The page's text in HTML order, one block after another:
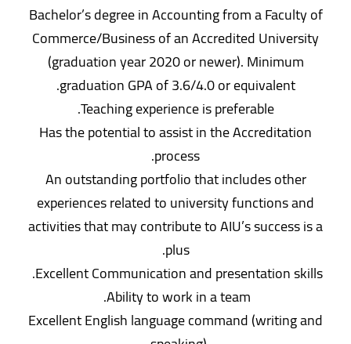
Bachelor’s degree in Accounting from a Faculty of
Commerce/Business of an Accredited University
(graduation year 2020 or newer). Minimum
graduation GPA of 3.6/4.0 or equivalent.
Teaching experience is preferable.
Has the potential to assist in the Accreditation
process.
An outstanding portfolio that includes other
experiences related to university functions and
activities that may contribute to AIU’s success is a
plus.
Excellent Communication and presentation skills.
Ability to work in a team.
Excellent English language command (writing and